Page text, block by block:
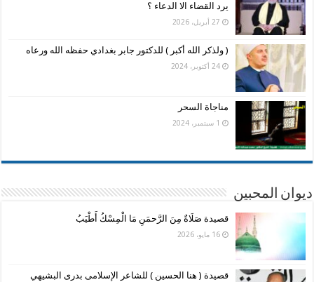
يرد القضاء الا الدعاء ؟
27 أبريل، 2026
( ولذكر الله أكبر ) للدكتور جابر بغدادي حفظه الله ورعاه
24 أكتوبر، 2024
مناجاة السحر
1 سبتمبر، 2024
ديوان المحبين
قصيدة صَلَاةٌ مِنَ الرَّحمَنِ مَا الْمِسْكُ أَطْيَبُ
16 مايو، 2026
قصيدة ( هنا الحسين ) للشاعر الإسلامى بدرى البشيهي